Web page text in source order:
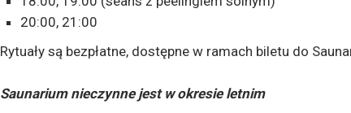
20:00, 21:00
Rytuały są bezpłatne, dostępne w ramach biletu do
Saunarium nieczynne jest w okresie letnim